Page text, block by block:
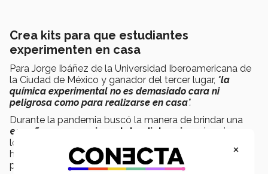
Crea kits para que estudiantes
experimenten en casa
Para Jorge Ibáñez de la Universidad Iberoamericana de
la Ciudad de México y ganador del tercer lugar, "la
química experimental no es demasiado cara ni
peligrosa como para realizarse en casa".
Durante la pandemia buscó la manera de brindar una
enseñanza experimental a distancia,
así nacieron
los
herramientas para que todos sus alumnos tuvieran la
posibilidad de hacer experimentos de química.
×